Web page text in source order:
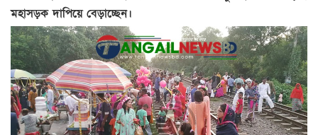
মহাসড়ক দাপিয়ে বেড়াচ্ছেন।